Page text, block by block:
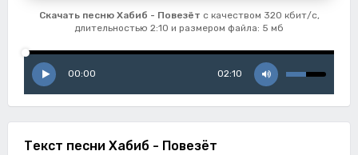
Скачать песню Хабиб - Повезёт с качеством 320 кбит/с,
длительностью 2:10 и размером файла: 5 мб
00:00 02:10
Текст песни Хабиб - Повезёт